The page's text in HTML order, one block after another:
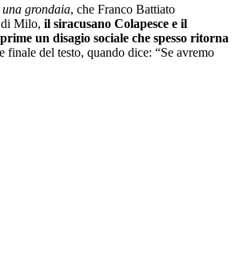
grondaia, che Franco Battiato
di Milo, il siracusano Colapesce e il
un disagio sociale che spesso ritorna
del testo, quando dice: “Se avremo